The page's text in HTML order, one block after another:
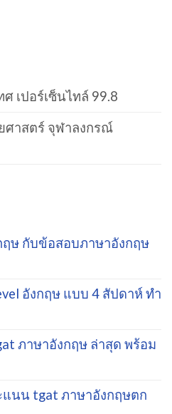
เปอร์เซ็นไทล์ 99.8
ศาสตร์ จุฬาลงกรณ์
ฤษ กับข้อสอบภาษาอังกฤษ
อังกฤษ แบบ 4 สัปดาห์ ทำ
ภาษาอังกฤษ ล่าสุด พร้อม
นน tgat ภาษาอังกฤษตก